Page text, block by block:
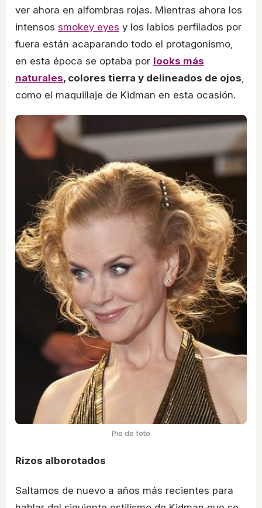
ver ahora en alfombras rojas. Mientras ahora los
intensos smokey eyes y los labios perfilados por
fuera están acaparando todo el protagonismo,
en esta época se optaba por looks más
naturales, colores tierra y delineados de ojos,
como el maquillaje de Kidman en esta ocasión.
Pie de foto
Rizos alborotados
Saltamos de nuevo a años más recientes para